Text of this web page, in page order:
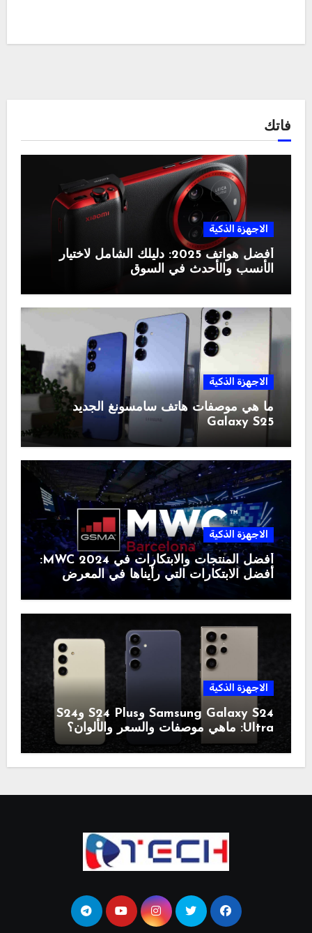
فاتك
الاجهزة الذكية
أفضل هواتف 2025: دليلك الشامل لاختيار
الأنسب والأحدث في السوق
الاجهزة الذكية
ما هي موصفات هاتف سامسونغ الجديد
Galaxy S25
الاجهزة الذكية
أفضل المنتجات والابتكارات في MWC 2024:
أفضل الابتكارات التي رأيناها في المعرض
الاجهزة الذكية
Samsung Galaxy S24 وS24 Plus وS24
Ultra: ماهي موصفات والسعر والألوان؟